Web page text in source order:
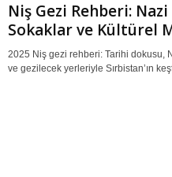
Niş Gezi Rehberi:
Sokaklar ve Kültürel
2025 Niş gezi rehberi: Tarihi dokusu,
ve gezilecek yerleriyle Sırbistan’ın